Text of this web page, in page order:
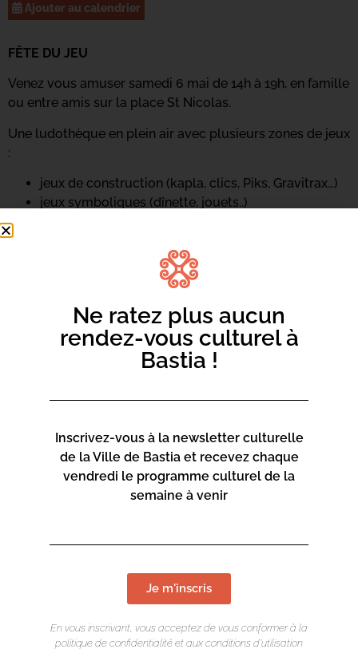
Ajouter au calendrier
FÊTE DU JEU
Venez vous amuser samedi 6 mai de 14h à 19h, en famille
ou entre amis sur la place St Nicolas.
Une ludothèque en plein air avec plusieurs zones de jeux
:
jeux de construction (kapla, clics, Piks, Gravitrax…)
jeux symboliques (dînette, jouets..)
jeux de société pour tous les âges
Ne ratez plus aucun
rendez-vous culturel à
Bastia !
Inscrivez-vous à la newsletter culturelle
de la Ville de Bastia et recevez chaque
vendredi le programme culturel de la
semaine à venir
Je m'inscris
En vous inscrivant, vous acceptez de vous conformer à la
politique de confidentialité et aux conditions d’utilisation